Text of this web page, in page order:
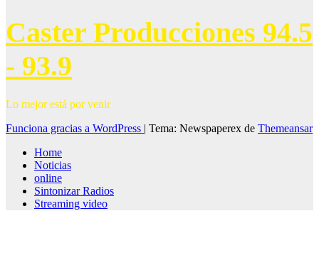
Caster Producciones 94.5
- 93.9
Lo mejor está por venir
Funciona gracias a WordPress | Tema: Newspaperex de Themeansar
Home
Noticias
online
Sintonizar Radios
Streaming video